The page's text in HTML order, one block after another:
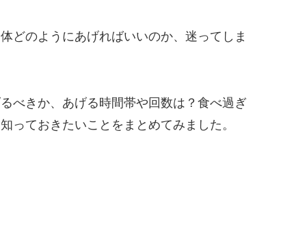
どのようにあげればいいのか、迷ってしま
べきか、あげる時間帯や回数は？食べ過ぎ
っておきたいことをまとめてみました。